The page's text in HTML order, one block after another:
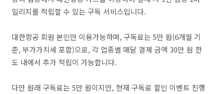
일리지를 적립할 수 있는 구독 서비스입니다.
대한항공 회원 본인만 이용가능하며, 구독료는 5만 원(6개월 기
준, 부가가치세 포함)으로, 각 업종별 매달 결제 금액 30만 원 한
도 내에서 추가 적립이 가능합니다.
다만 원래 구독료는 5만 원이지만, 현재 구독료 할인 이벤트 진행